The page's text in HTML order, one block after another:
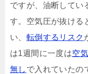
ですが、油断してい
す。空気圧が抜ける
い、 転倒するリスク
は1週間に一度は空
無し で入れていたの